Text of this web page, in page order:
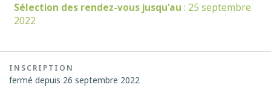
Sélection des rendez-vous jusqu'au : 25 septembre
2022
INSCRIPTION
fermé depuis 26 septembre 2022